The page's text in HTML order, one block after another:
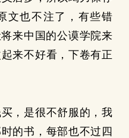
文也不注了，有些错
来中国的公谟学院来
来不好看，下卷有正
，是很不舒服的，我
的书，每部也不过四